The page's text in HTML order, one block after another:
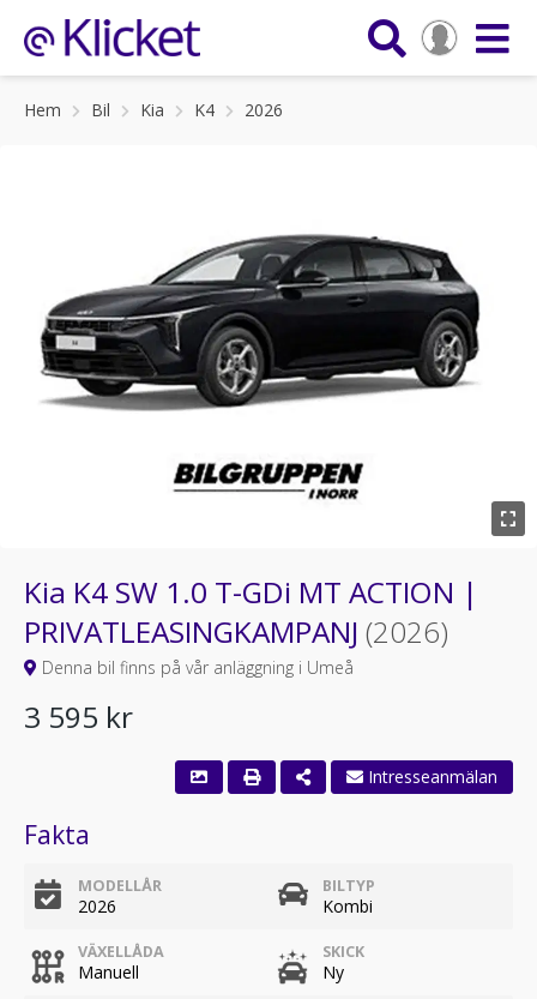
Hem Bil Kia K4 2026
Kia K4 SW 1.0 T-GDi MT ACTION |
PRIVATLEASINGKAMPANJ (2026)
Denna bil finns på vår anläggning i Umeå
3 595 kr
Fakta
MODELLÅR
2026
BILTYP
Kombi
VÄXELLÅDA
Manuell
SKICK
Ny